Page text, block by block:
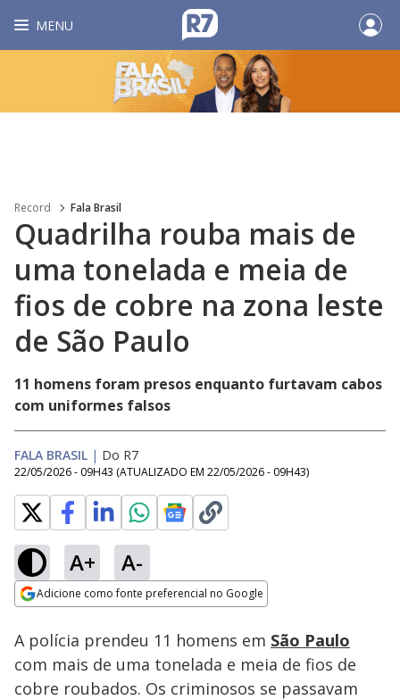
MENU
Record Fala Brasil
Quadrilha rouba mais de
uma tonelada e meia de
fios de cobre na zona leste
de São Paulo
11 homens foram presos enquanto furtavam cabos
com uniformes falsos
FALA BRASIL | Do R7
22/05/2026 - 09H43 (ATUALIZADO EM 22/05/2026 - 09H43)
A+ A-
Adicione como fonte preferencial no Google
Ativar
Loaded:
46.36%
A polícia prendeu 11 homens em São Paulo
com mais de uma tonelada e meia de fios de
cobre roubados. Os criminosos se passavam